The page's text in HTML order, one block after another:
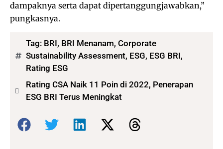
dampaknya serta dapat dipertanggungjawabkan,”
pungkasnya.
Tag: BRI, BRI Menanam, Corporate
Sustainability Assessment, ESG, ESG BRI,
Rating ESG
Rating CSA Naik 11 Poin di 2022, Penerapan
ESG BRI Terus Meningkat
Bagikan: